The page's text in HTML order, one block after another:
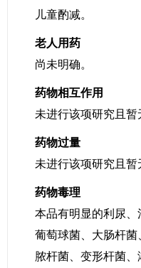
儿童酌减。
老人用药
尚未明确。
药物相互作用
未进行该项研究且暂
药物过量
未进行该项研究且暂
药物毒理
本品有明显的利尿
葡萄球菌、大肠杆
脓杆菌、变形杆菌